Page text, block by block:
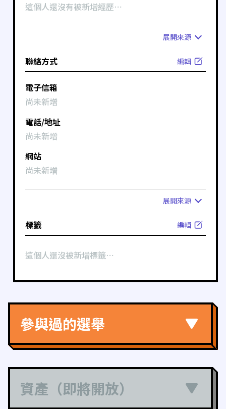
這個人還沒有被新增經歷⋯
展開來源
聯絡方式 編輯
電子信箱
尚未新增
電話/地址
尚未新增
網站
尚未新增
展開來源
標籤 編輯
這個人還沒被新增標籤⋯
參與過的選舉
資產（即將開放）